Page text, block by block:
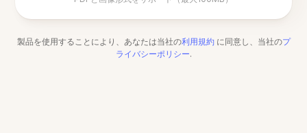
製品を使用することにより、あなたは当社の利用規約 に同意し、当社のプ
ライバシーポリシー.